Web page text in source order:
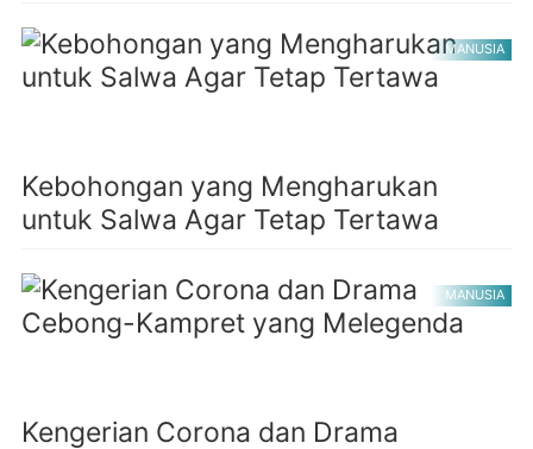
MANUSIA
Kebohongan yang Mengharukan
untuk Salwa Agar Tetap Tertawa
MANUSIA
Kengerian Corona dan Drama